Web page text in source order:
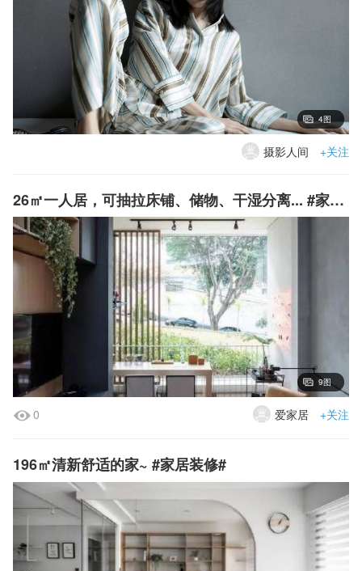
4图
+关注
摄影人间
26㎡一人居，可抽拉床铺、储物、干湿分离... #家居装修#
9图
0 +关注
爱家居
196㎡清新舒适的家~ #家居装修#